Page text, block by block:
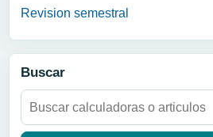
Revision semestral
Buscar
Buscar: